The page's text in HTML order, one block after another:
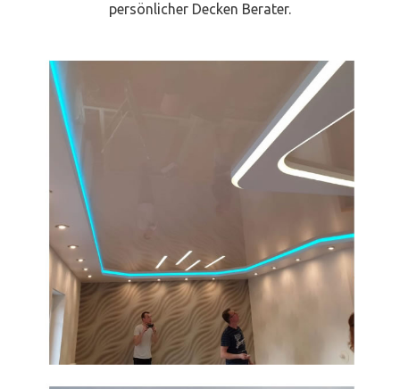
persönlicher Decken Berater.